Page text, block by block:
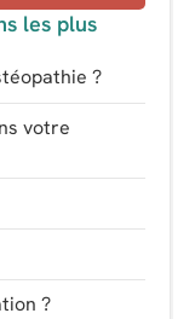
les plus
?
votre
?